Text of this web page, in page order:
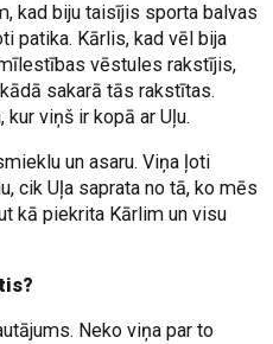
kad biju taisījis sporta balvas
patika. Kārlis, kad vēl bija
vēstules rakstījis,
sakarā tās rakstītas.
viņš ir kopā ar Uļu.
un asaru. Viņa ļoti
cik Uļa saprata no tā, ko mēs
kā piekrita Kārlim un visu
Neko viņa par to